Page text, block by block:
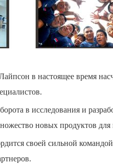
в настоящее время
в исследования и
новых продуктов
своей сильной